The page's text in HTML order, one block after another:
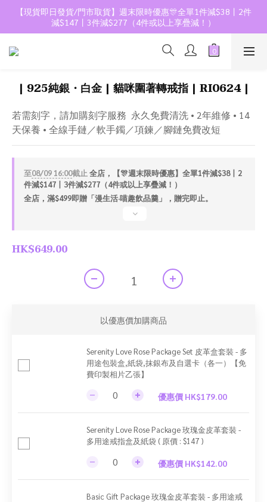
【現貨即日發貨/門市取貨】週末限時優惠🎊全單1件減$38丨2件
減$147丨3件減$277（4件或以上享疊減！）
| 925純銀・白金 | 貓咪圍著轉戒指 | RI0624 |
若需刻字，請加購刻字服務  永久免費清洗 • 2年維修 • 14
天保養 • 全線手鏈／軟手鐲／項鍊／腳鏈免費改短
至08/09 16:00截止 全店，【🎊週末限時優惠】全單1件減$38丨2
件減$147丨3件減$277（4件或以上享疊減！）
全店，滿$499即贈「漫生活·喵趣飲品羹」，贈完即止。
HK$649.00
以優惠價加購商品
Serenity Love Rose Package Set 皮革盒套裝 - 多
用途包裝盒,紙袋,抹銀布及自選卡（各一）【免
費印製相片乙張】
優惠價 HK$179.00
Serenity Love Rose Package 玫瑰金皮革套裝 -
多用途戒指盒及紙袋 ( 原價 : $147 )
優惠價 HK$142.00
Basic Gift Package 玫瑰金皮革套裝 - 多用途戒